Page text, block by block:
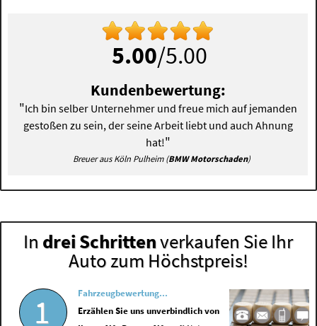
5.00/5.00
Kundenbewertung:
"Ich bin selber Unternehmer und freue mich auf jemanden
gestoßen zu sein, der seine Arbeit liebt und auch Ahnung
hat!"
Breuer aus Köln Pulheim (BMW Motorschaden)
In drei Schrittenverkaufen Sie Ihr
Auto zum Höchstpreis!
1
Fahrzeugbewertung...
Erzählen Sie uns unverbindlich von